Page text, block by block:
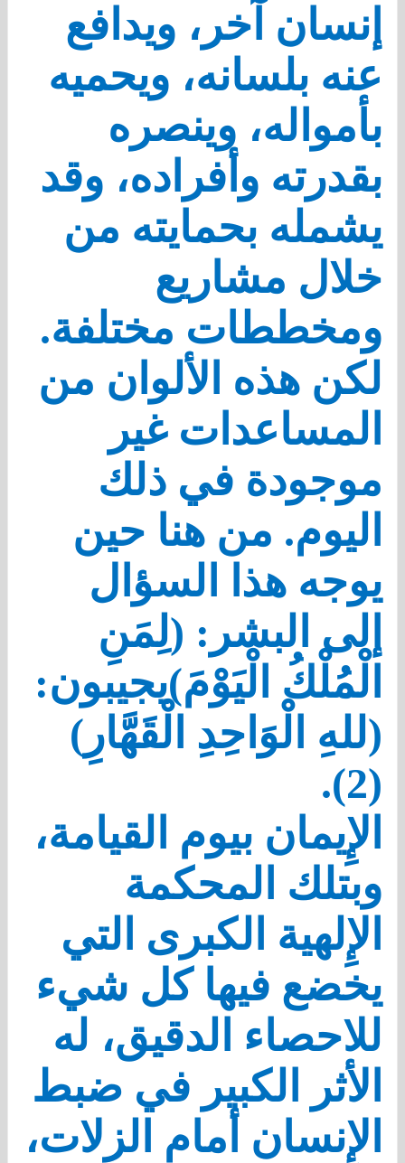
إنسان آخر، ويدافع
عنه بلسانه، ويحميه
بأمواله، وينصره
بقدرته وأفراده، وقد
يشمله بحمايته من
خلال مشاريع
ومخططات مختلفة.
لكن هذه الألوان من
المساعدات غير
موجودة في ذلك
اليوم. من هنا حين
يوجه هذا السؤال
إلى البشر: (لِمَنِ
الْمُلْكُ الْيَوْمَ)يجيبون:
(للهِ الْوَاحِدِ الْقَهَّارِ)
(2).
الإِيمان بيوم القيامة،
وبتلك المحكمة
الإِلهية الكبرى التي
يخضع فيها كل شيء
للاحصاء الدقيق، له
الأثر الكبير في ضبط
الإِنسان أمام الزلات،